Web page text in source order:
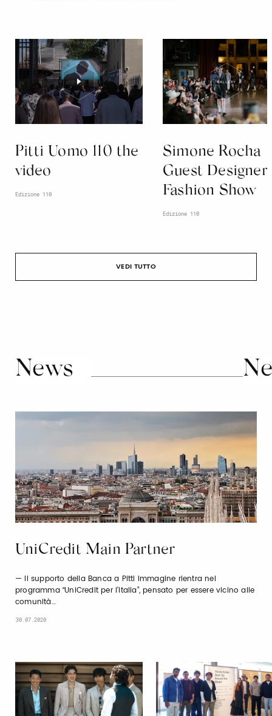
Pitti Uomo 110 the
video
Edizione 110
Simone Rocha
Guest Designer
Fashion Show
Edizione 110
VEDI TUTTO
News
UniCredit Main Partner
Il supporto della Banca a Pitti Immagine rientra nel
programma “UniCredit per l’Italia”, pensato per essere vicino alle
comunità…
30.07.2020